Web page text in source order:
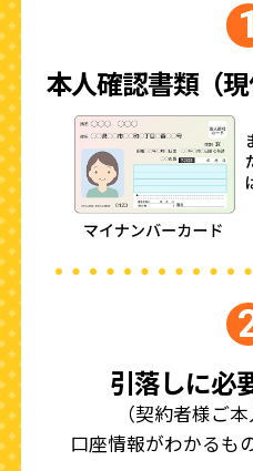
1
本人確認書類（現
引落しに必
（契約者様ご
口座情報がわかるも